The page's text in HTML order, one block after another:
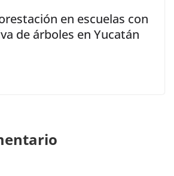
en escuelas con
de árboles en Yucatán